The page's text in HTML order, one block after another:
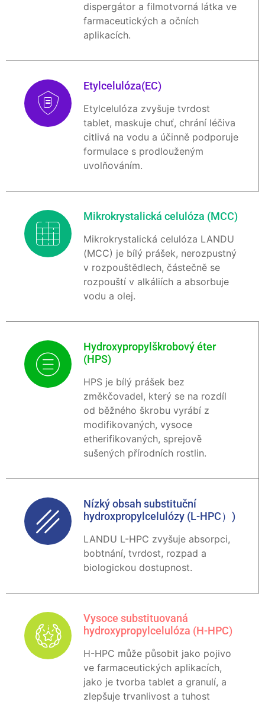
dispergátor a filmotvorná látka ve
farmaceutických a očních
aplikacích.
Etylcelulóza(EC)
Etylcelulóza zvyšuje tvrdost
tablet, maskuje chuť, chrání léčiva
citlivá na vodu a účinně podporuje
formulace s prodlouženým
uvolňováním.
Mikrokrystalická celulóza (MCC)
Mikrokrystalická celulóza LANDU
(MCC) je bílý prášek, nerozpustný
v rozpouštědlech, částečně se
rozpouští v alkáliích a absorbuje
vodu a olej.
Hydroxypropylškrobový éter
(HPS)
HPS je bílý prášek bez
změkčovadel, který se na rozdíl
od běžného škrobu vyrábí z
modifikovaných, vysoce
etherifikovaných, sprejově
sušených přírodních rostlin.
Nízký obsah substituční
hydroxpropylcelulózy (L-HPC）)
LANDU L-HPC zvyšuje absorpci,
bobtnání, tvrdost, rozpad a
biologickou dostupnost.
Vysoce substituovaná
hydroxypropylcelulóza (H-HPC)
H-HPC může působit jako pojivo
ve farmaceutických aplikacích,
jako je tvorba tablet a granulí, a
zlepšuje trvanlivost a tuhost